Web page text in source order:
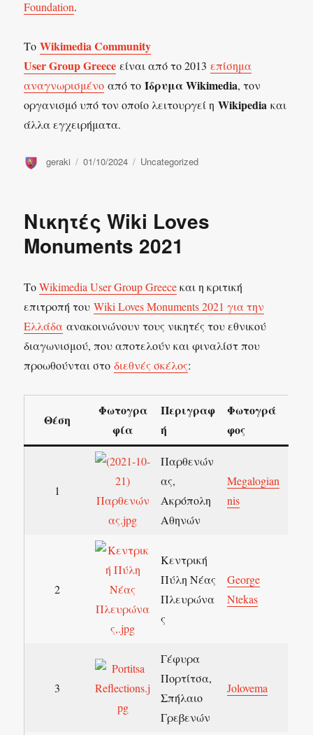
Foundation.
ΤοWikimedia Community
User Group Greece είναι από το 2013επίσημα
αναγνωρισμένο από τοΊδρυμα Wikimedia, τον
οργανισμό υπό τον οποίο λειτουργεί ηWikipediaκαι
άλλα εγχειρήματα.
Συντάκτης
geraki
Δημοσιεύτηκε
01/10/2024 Κατηγορίες
Uncategorized
Νικητές Wiki Loves
Monuments 2021
ΤοWikimedia User Group Greeceκαι η κριτική
επιτροπή τουWiki Loves Monuments 2021 για την
Ελλάδα ανακοινώνουν τους νικητές του εθνικού
διαγωνισμού, που αποτελούν και φιναλίστ που
προωθούνται στοδιεθνές σκέλος:
Θέση
Φωτογρα
φία
Περιγραφ
ή
Φωτογρά
φος
1
Παρθενών
ας,
Ακρόπολη
Αθηνών
Megalogian
nis
2
Κεντρική
Πύλη Νέας
Πλευρώνα
ς
George
Ntekas
3
Γέφυρα
Πορτίτσα,
Σπήλαιο
Γρεβενών
Jolovema